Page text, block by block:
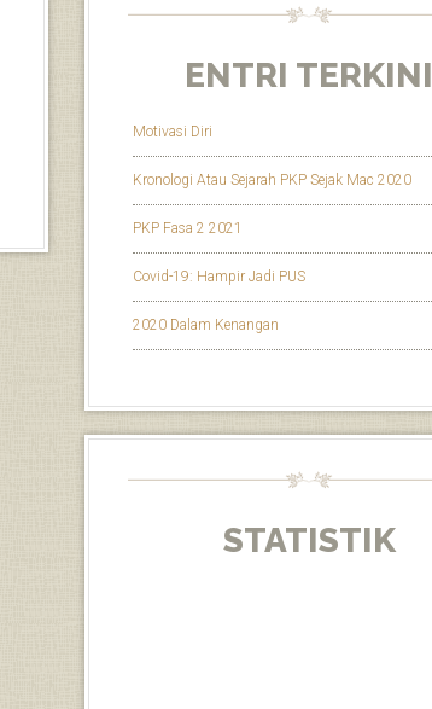
ENTRI TERKINI
Motivasi Diri
Kronologi Atau Sejarah PKP Sejak Mac 2020
PKP Fasa 2 2021
Covid-19: Hampir Jadi PUS
2020 Dalam Kenangan
STATISTIK